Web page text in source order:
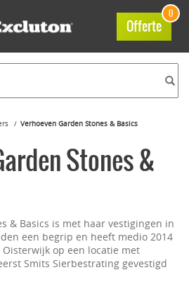
Offerte
0
Verhoeven Garden Stones & Basics
Stones &
& Basics is met haar vestigingen in
een begrip en heeft medio 2014
op een locatie met
Smits Sierbestrating gevestigd